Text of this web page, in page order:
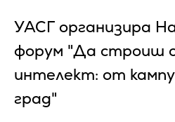
УАСГ организира
форум "Да строиш
интелект: от
град"